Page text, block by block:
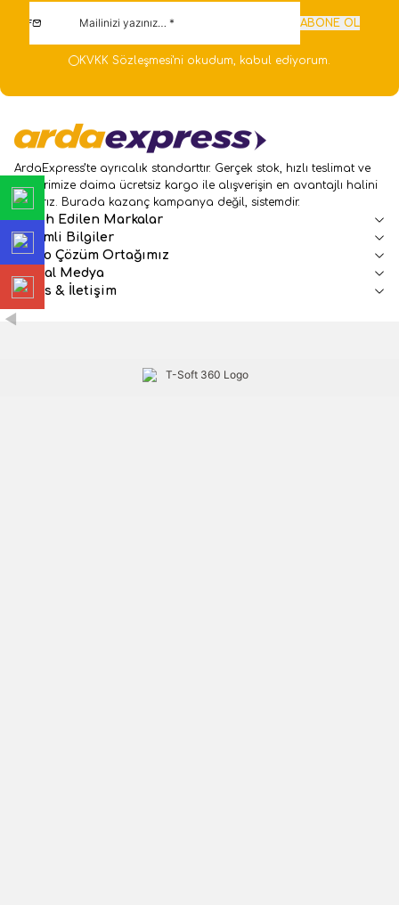
ABONE OL
KVKK Sözleşmesi'niokudum, kabul ediyorum.
ArdaExpress’te ayrıcalık standarttır. Gerçek stok, hızlı teslimat ve
üyelerimize daima ücretsiz kargo ile alışverişin en avantajlı halini
sunarız. Burada kazanç kampanya değil, sistemdir.
Tercih Edilen Markalar
Önemli Bilgiler
Kargo Çözüm Ortağımız
Sosyal Medya
Adres & İletişim